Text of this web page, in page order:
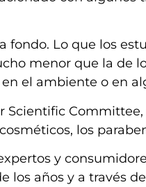
fondo. Lo que los
menor que la de
el ambiente o en
Scientific
los
y
los años y a través